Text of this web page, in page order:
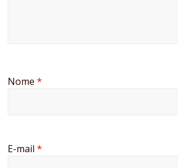
Nome*
E-mail*